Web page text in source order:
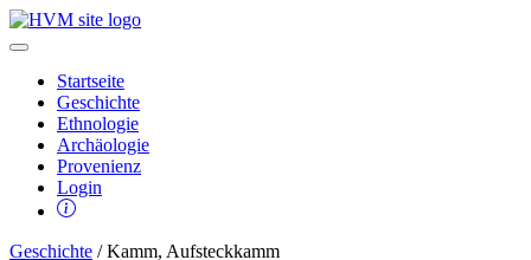
Startseite
Geschichte
Ethnologie
Archäologie
Provenienz
Login
Geschichte / Kamm, Aufsteckkamm